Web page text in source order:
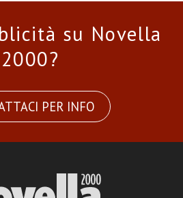
su Novella
2000?
PER INFO